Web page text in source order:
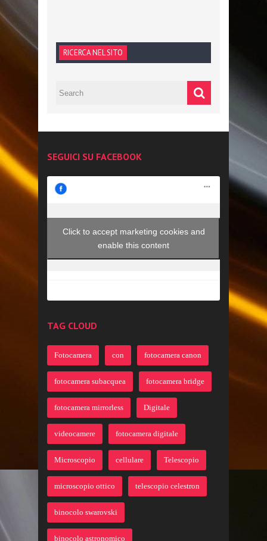
RICERCA NEL SITO
SEGUICI SU FACEBOOK
Click to accept marketing cookies and
enable this content
TAG CLOUD
Fotocamera con fotocamera canon
fotocamera subacquea fotocamera bridge
fotocamera mirrorless Digitale
videocamere fotocamera digitale
Microscopio cellulare Telescopio
microscopio ottico telescopio celestron
binocolo swarovski
binocolo astronomico